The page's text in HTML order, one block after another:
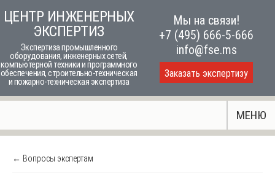
to
content
ЦЕНТР ИНЖЕНЕРНЫХ
ЭКСПЕРТИЗ
Экспертиза промышленного
оборудования, инженерных сетей,
компьютерной техники и программного
обеспечения, строительно-техническая
и пожарно-техническая экспертиза
Мы на связи!
+7 (495) 666-5-666
info@fse.ms
Заказать экспертизу
МЕНЮ
← Вопросы экспертам